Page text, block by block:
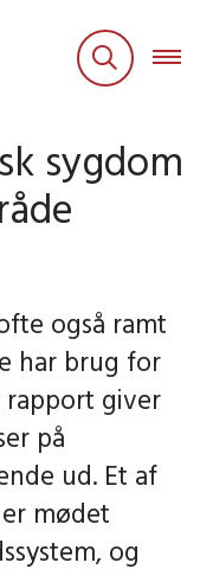
sygdom
også ramt
har brug for
giver
på
ud. Et af
mødet
og